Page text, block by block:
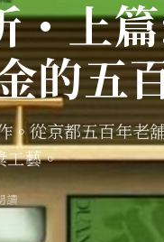
・上
的五
。從京都五百年老
工藝。
讀